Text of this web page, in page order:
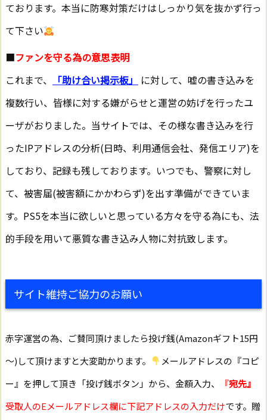
ております。本当に防寒対策だけはしっかり気を抜かず行っ
て下さい
■ファンを守る為の意思表明
これまで、
「助け合い掲示板」
に対して、嘘の書き込みを
複数行い、皆様に対する嫌がらせと運営の妨げを行ったユ
ーザがおりました。当サイトでは、その様な書き込みを行
ったIPアドレスの分析(日時、利用通信会社、発信エリア)を
しており、記録も残しております。いつでも、警察に対し
て、被害届(被害額にかかわらず)を出す準備ができていま
す。PS5を本当に欲しいと思っている方々を守る為にも、法
的手段を用いて悪質な書き込み人物に対抗致します。
サイト維持ご協力のお願い
赤字運営の為、ご賛同頂けましたら投げ銭(Amazonギフト15円
～)して頂けますと大変助かります。
メールアドレスの『コピ
ー』を押して頂き「投げ銭ボタン」から、金額入力、
『宛先』
受取人のEメールアドレス欄に下記アドレスの入力だけです。贈